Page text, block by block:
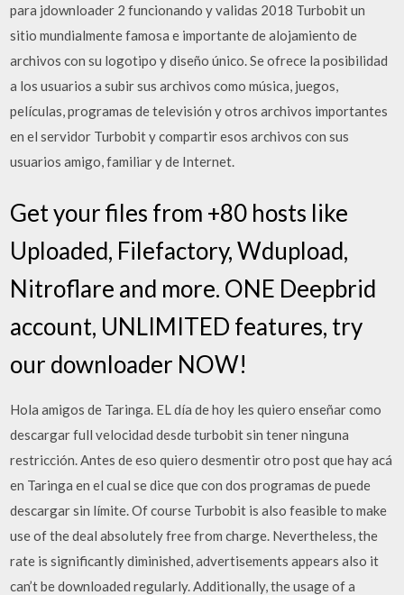
para jdownloader 2 funcionando y validas 2018 Turbobit un
sitio mundialmente famosa e importante de alojamiento de
archivos con su logotipo y diseño único. Se ofrece la posibilidad
a los usuarios a subir sus archivos como música, juegos,
películas, programas de televisión y otros archivos importantes
en el servidor Turbobit y compartir esos archivos con sus
usuarios amigo, familiar y de Internet.
Get your files from +80 hosts like
Uploaded, Filefactory, Wdupload,
Nitroflare and more. ONE Deepbrid
account, UNLIMITED features, try
our downloader NOW!
Hola amigos de Taringa. EL día de hoy les quiero enseñar como
descargar full velocidad desde turbobit sin tener ninguna
restricción. Antes de eso quiero desmentir otro post que hay acá
en Taringa en el cual se dice que con dos programas de puede
descargar sin límite. Of course Turbobit is also feasible to make
use of the deal absolutely free from charge. Nevertheless, the
rate is significantly diminished, advertisements appears also it
can’t be downloaded regularly. Additionally, the usage of a